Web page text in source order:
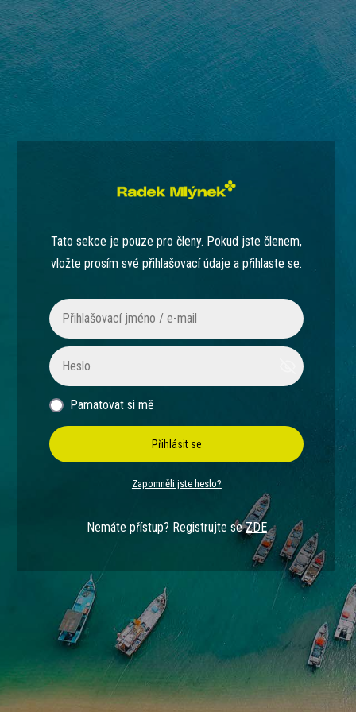
Tato sekce je pouze pro členy. Pokud jste členem,
vložte prosím své přihlašovací údaje a přihlaste se.
Pamatovat si mě
Přihlásit se
Zapomněli jste heslo?
Nemáte přístup? Registrujte seZDE